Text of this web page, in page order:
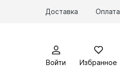
Доставка Оплата
Войти Избранное